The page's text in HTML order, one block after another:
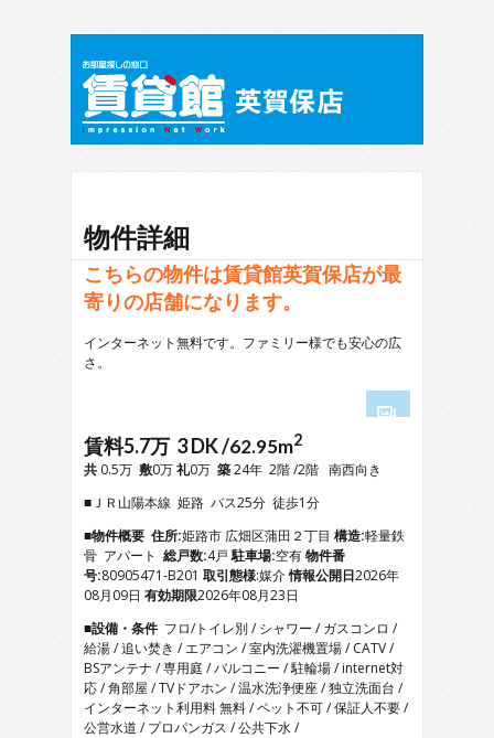
物件詳細
こちらの物件は賃貸館英賀保店が最
寄りの店舗になります。
インターネット無料です。ファミリー様でも安心の広
さ。
5
6
7
8
10
11
12
13
14
賃料5.7万 3 DK /62.95m2
共 0.5万 敷0万礼0万 築24年 2階 /2階 南西向き
■ＪＲ山陽本線 姫路 バス25分 徒歩1分
■物件概要 住所:姫路市 広畑区蒲田２丁目 構造:軽量鉄
骨 アパート 総戸数:4戸駐車場:空有物件番
号:80905471-B201 取引態様:媒介情報公開日2026年
08月09日 有効期限2026年08月23日
■設備・条件 フロ/トイレ別 / シャワー / ガスコンロ /
給湯 / 追い焚き / エアコン / 室内洗濯機置場 / CATV /
BSアンテナ / 専用庭 / バルコニー / 駐輪場 / internet対
応 / 角部屋 / TVドアホン / 温水洗浄便座 / 独立洗面台 /
インターネット利用料 無料 / ペット不可 / 保証人不要 /
公営水道 / プロパンガス / 公共下水 /